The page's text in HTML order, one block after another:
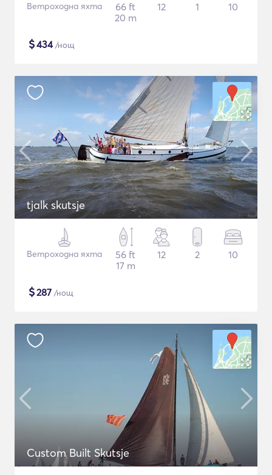
Ветроходна яхта
66 ft
20 m
12 1 10
$434/нощ
tjalk skutsje
Ветроходна яхта
56 ft
17 m
12 2 10
$287 /нощ
Custom Built Skutsje